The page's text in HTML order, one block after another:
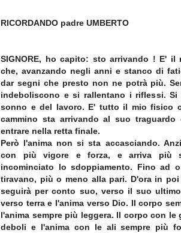
RICORDANDO padre UMBERTO
SIGNORE, ho capito: sto arrivando ! E' il
che, avanzando negli anni e stanco di
dar segni che presto non ne potrà più.
indeboliscono e si rallentano i riflessi.
sonno e del lavoro. E' tutto il mio fisico
cammino sta arrivando al suo traguardo
entrare nella retta finale.
Però l'anima non si sta accasciando.
con più vigore e forza, e arriva più
incominciato lo sdoppiamento. Fino ad
tiravano, più o meno alla pari. D'ora in
seguirà per conto suo, verso il suo
verso terra e l'anima verso Dio. Il corpo
l'anima sempre più leggera. Il corpo con le
deboli e l'anima con le ali sempre più